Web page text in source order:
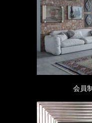
会員